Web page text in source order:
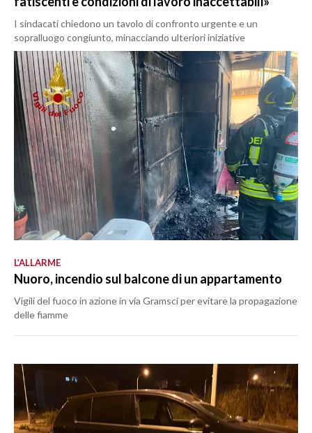
I sindacati chiedono un tavolo di confronto urgente e un
sopralluogo congiunto, minacciando ulteriori iniziative
L’ALLARME
Nuoro, incendio sul balcone di un appartamento
Vigili del fuoco in azione in via Gramsci per evitare la propagazione
delle fiamme